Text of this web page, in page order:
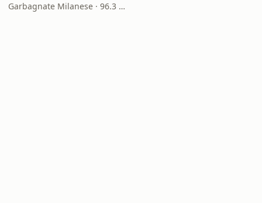
Garbagnate Milanese · 96.3 FM